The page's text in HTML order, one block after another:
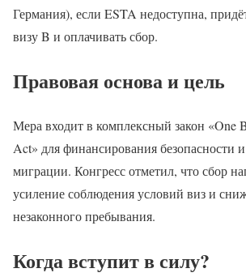
Германия), если ESTA недоступна,
визу B и оплачивать сбор.
Правовая основа и цель
Мера входит в комплексный закон «One
Act» для финансирования безопасности
миграции. Конгресс отметил, что сбор
усиление соблюдения условий виз и
незаконного пребывания.
Когда вступит в силу?